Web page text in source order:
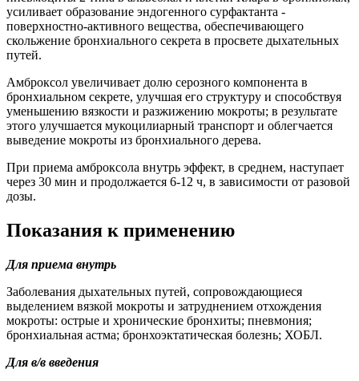
усиливает образование эндогенного сурфактанта -
поверхностно-активного вещества, обеспечивающего
скольжение бронхиального секрета в просвете дыхательных
путей.
Амброксол увеличивает долю серозного компонента в
бронхиальном секрете, улучшая его структуру и способствуя
уменьшению вязкости и разжижению мокроты; в результате
этого улучшается мукоцилиарный транспорт и облегчается
выведение мокроты из бронхиального дерева.
При приема амброксола внутрь эффект, в среднем, наступает
через 30 мин и продолжается 6-12 ч, в зависимости от разовой
дозы.
Показания к применению
Для приема внутрь
Заболевания дыхательных путей, сопровождающиеся
выделением вязкой мокроты и затруднением отхождения
мокроты: острые и хронические бронхиты; пневмония;
бронхиальная астма; бронхоэктатическая болезнь; ХОБЛ.
Для в/в введения